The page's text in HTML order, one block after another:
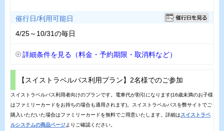
催行日/利用可能日
4/25～10/31の毎日
詳細条件を見る（料金・予約期限・取消料など）
【スイストラベルパス利用プラン】2名様でのご参加
スイストラベルパス利用者向けのプランです。電車代が割引になります(16歳未満のお子様
はファミリーカードをお持ちの場合も適用されます)。スイストラベルパスを弊サイトでご
購入いただいた場合はファミリーカードを無料でご用意いたします。詳細はスイストラベ
ルシステムの商品ページよりご確認ください。